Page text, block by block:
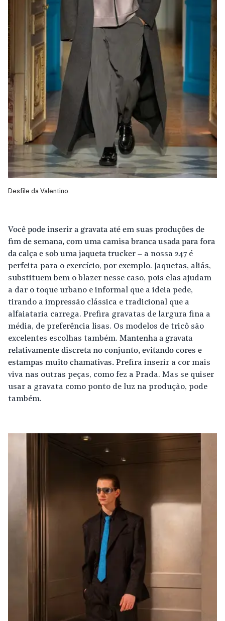
Desfile da Valentino.
Você pode inserir a gravata até em suas produções de
fim de semana, com uma camisa branca usada para fora
da calça e sob uma jaqueta trucker – a nossa 247 é
perfeita para o exercício, por exemplo. Jaquetas, aliás,
substituem bem o blazer nesse caso, pois elas ajudam
a dar o toque urbano e informal que a ideia pede,
tirando a impressão clássica e tradicional que a
alfaiataria carrega. Prefira gravatas de largura fina a
média, de preferência lisas. Os modelos de tricô são
excelentes escolhas também. Mantenha a gravata
relativamente discreta no conjunto, evitando cores e
estampas muito chamativas. Prefira inserir a cor mais
viva nas outras peças, como fez a Prada. Mas se quiser
usar a gravata como ponto de luz na produção, pode
também.